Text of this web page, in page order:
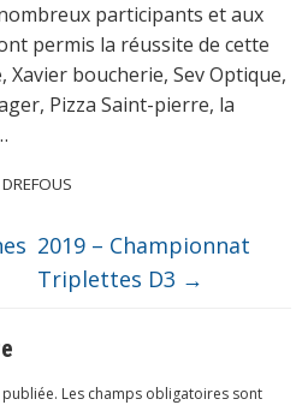
participants et aux
permis la réussite de cette
Xavier boucherie, Sev Optique,
Pizza Saint-pierre, la
DREFOUS
2019 – Championnat
Triplettes D3 →
Les champs obligatoires sont